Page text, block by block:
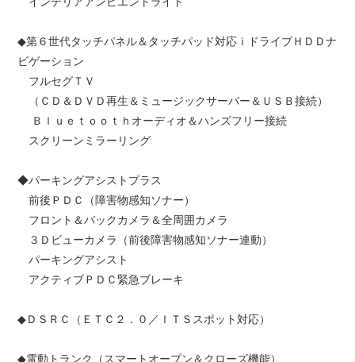
◆第６世代タッチパネル＆タッチパッド対応ｉドライブＨＤＤナ
ビゲーション
フルセグＴＶ
（ＣＤ＆ＤＶＤ再生＆ミュージックサーバー＆ＵＳＢ接続）
Ｂｌｕｅｔｏｏｔｈオーディオ＆ハンズフリー接続
スクリーンミラーリング
◆パーキングアシストプラス
前後ＰＤＣ（障害物感知ソナー）
フロント＆バックカメラ＆全周囲カメラ
３Ｄビューカメラ（前後障害物感知ソナー連動）
パーキングアシスト
アクティブＰＤＣ緊急ブレーキ
◆ＤＳＲＣ（ＥＴＣ２．０／ＩＴＳスポット対応）
◆電動トランク（スマートオープン＆クローズ機能）